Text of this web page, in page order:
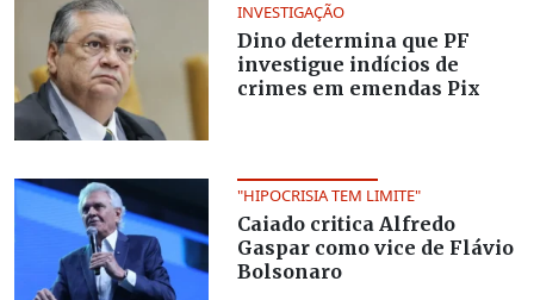
INVESTIGAÇÃO
Dino determina que PF
investigue indícios de
crimes em emendas Pix
"HIPOCRISIA TEM LIMITE"
Caiado critica Alfredo
Gaspar como vice de Flávio
Bolsonaro